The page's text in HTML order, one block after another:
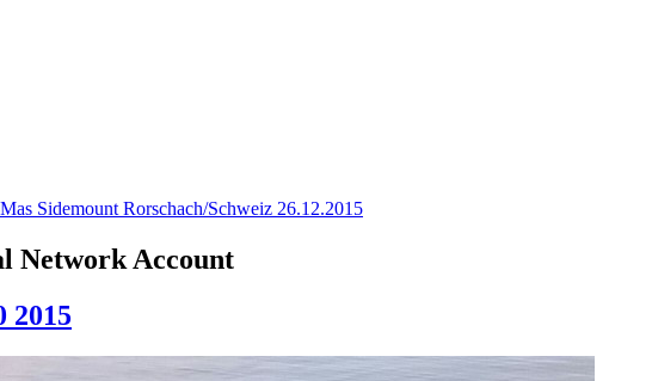
Sidemount Rorschach/Schweiz 26.12.2015
Network Account
2015